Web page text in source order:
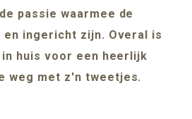
passie waarmee de
en ingericht zijn. Overal is
huis voor een heerlijk
weg met z'n tweetjes.